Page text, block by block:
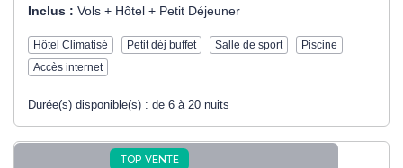
Inclus : Vols + Hôtel + Petit Déjeuner
Hôtel Climatisé Petit déj buffet Salle de sport
Piscine
Accès internet
Durée(s) disponible(s) : de 6 à 20 nuits
TOP VENTE